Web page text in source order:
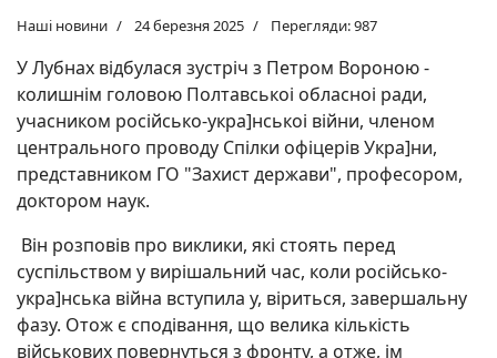
Наші новини 24 березня 2025 Перегляди: 987
У Лубнах відбулася зустріч з Петром Вороною -
колишнім головою Полтавськоі обласноі ради,
учасником російсько-укра]нськоі війни, членом
центрального проводу Спілки офіцерів Укра]ни,
представником ГО "Захист держави", професором,
доктором наук.
Він розповів про виклики, які стоять перед
суспільством у вирішальний час, коли російсько-
укра]нська війна вступила у, віриться, завершальну
фазу. Отож є сподівання, що велика кількість
військових повернуться з фронту, а отже, ім